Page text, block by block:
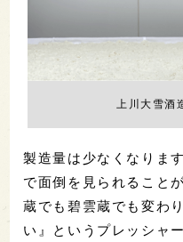
上川大雪酒
製造量は少なくなりま
で面倒を見られること
蔵でも碧雲蔵でも変わ
い』というプレッシャ